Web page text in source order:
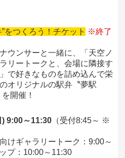
をつくろう！チケット ※終了
ウンサーと一緒に、「天空ノ
リートークと、会場に隣接す
で好きなものを詰め込んで栄
オリジナルの駅弁〝夢駅
開催！
9:00～11:30 （受付8:45～ ※
けギャラリートーク：9:00～
プ：10:00～11:30